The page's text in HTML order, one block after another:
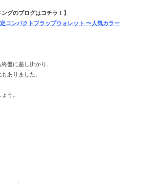
ングのブログはコチラ！】
コンパクトフラップウォレット 〜人気カラー
盤に差し掛かり、
ありました。
う。